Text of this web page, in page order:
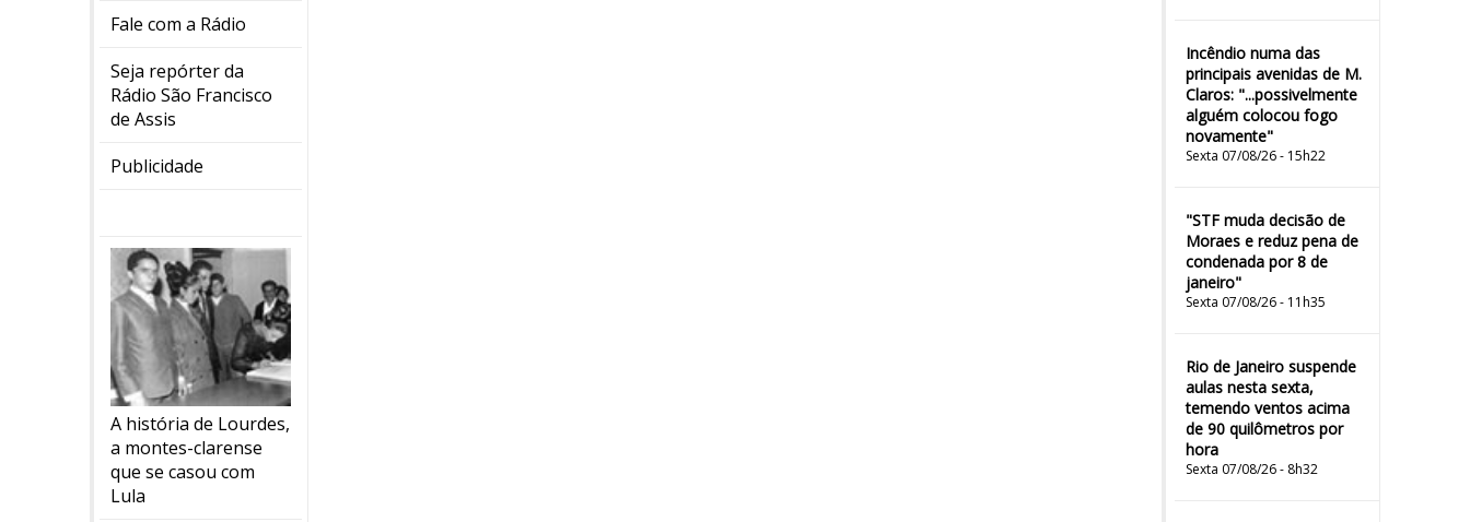
Fale com a Rádio
Seja repórter da
Rádio São Francisco
de Assis
Publicidade
A história de Lourdes,
a montes-clarense
que se casou com
Lula
Incêndio numa das
principais avenidas de M.
Claros: "...possivelmente
alguém colocou fogo
novamente"
Sexta 07/08/26 - 15h22
"STF muda decisão de
Moraes e reduz pena de
condenada por 8 de
janeiro"
Sexta 07/08/26 - 11h35
Rio de Janeiro suspende
aulas nesta sexta,
temendo ventos acima
de 90 quilômetros por
hora
Sexta 07/08/26 - 8h32